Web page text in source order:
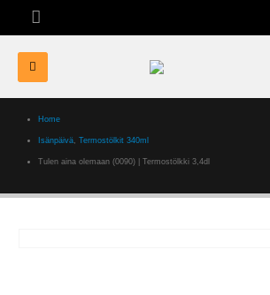
Home
Isänpäivä,Termostölkit 340ml
Tulen aina olemaan (0090) | Termostölkki 3,4dl